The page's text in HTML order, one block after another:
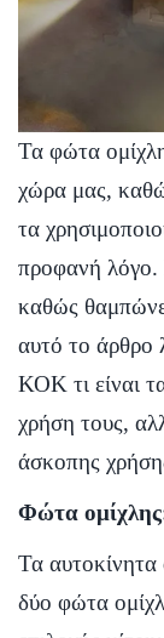
Τα φώτα
χώρα μας,
τα
προφανή λόγο.
καθώς
αυτό το άρθρο
ΚΟΚ τι είναι
χρήση τους,
άσκοπης
Φώτα
Τα
δύο φώτα